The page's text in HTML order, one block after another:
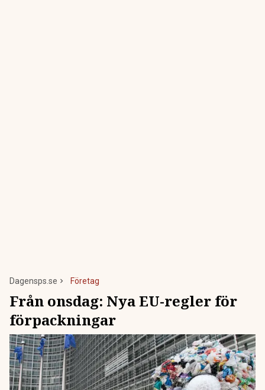
Dagensps.se Företag
Från onsdag: Nya EU-regler för
förpackningar